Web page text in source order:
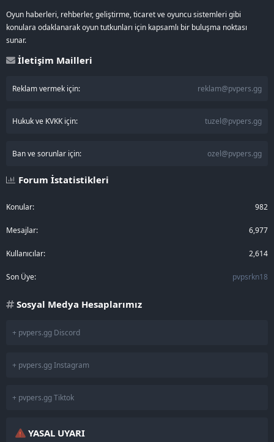
Oyun haberleri, rehberler, geliştirme, ticaret ve oyuncu sistemleri gibi
konulara odaklanarak oyun tutkunları için kapsamlı bir buluşma noktası
sunar.
İletişim Mailleri
Reklam vermek için: reklam@pvpers.gg
Hukuk ve KVKK için: tuzel@pvpers.gg
Ban ve sorunlar için: ozel@pvpers.gg
Forum İstatistikleri
Konular 982
Mesajlar 6,977
Kullanıcılar 2,614
Son Üye pvpsrkn18
Sosyal Medya Hesaplarımız
+ pvpers.gg Discord
+ pvpers.gg Instagram
+ pvpers.gg Tiktok
YASAL UYARI